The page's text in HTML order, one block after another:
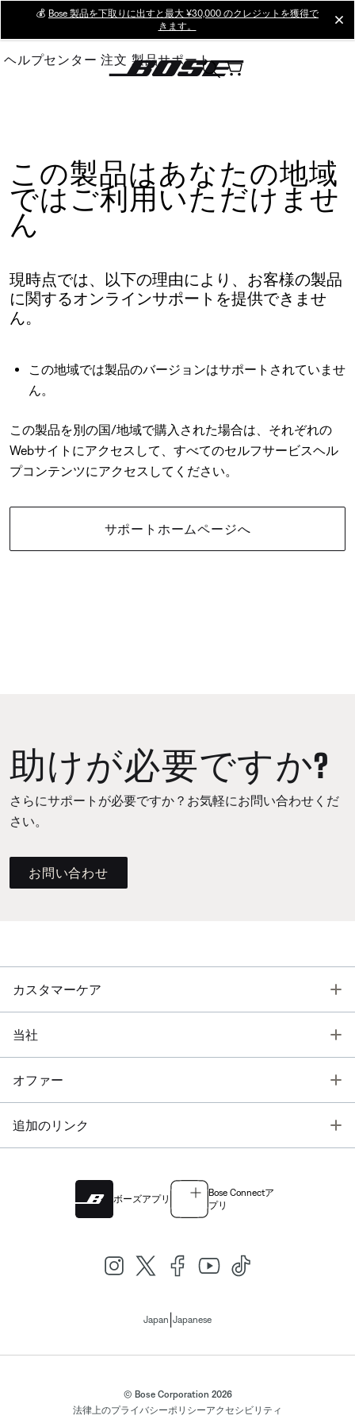
Main
💰 Bose 製品を下取りに出すと最大 ¥30,000 のクレジットを獲得で
きます。
ヘルプセンター 注文 製品サポート
この製品はあなたの地域
ではご利用いただけませ
ん
現時点では、以下の理由により、お客様の製品
に関するオンラインサポートを提供できませ
ん。
この地域では製品のバージョンはサポートされていませ
ん。
この製品を別の国/地域で購入された場合は、それぞれの
Webサイトにアクセスして、すべてのセルフサービスヘル
プコンテンツにアクセスしてください。
サポートホームページへ
助けが必要ですか?
さらにサポートが必要ですか？お気軽にお問い合わせくだ
さい。
お問い合わせ
カスタマーケア
当社
オファー
追加のリンク
ボーズアプリ
Bose Connectア
プリ
Japan Japanese
© Bose Corporation 2026
法律上のプライバシーポリシーアクセシビリティ